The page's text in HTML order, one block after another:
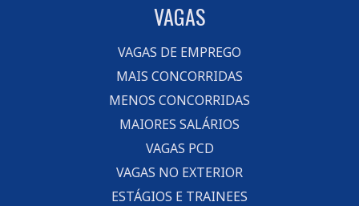
VAGAS
VAGAS DE EMPREGO
MAIS CONCORRIDAS
MENOS CONCORRIDAS
MAIORES SALÁRIOS
VAGAS PCD
VAGAS NO EXTERIOR
ESTÁGIOS E TRAINEES